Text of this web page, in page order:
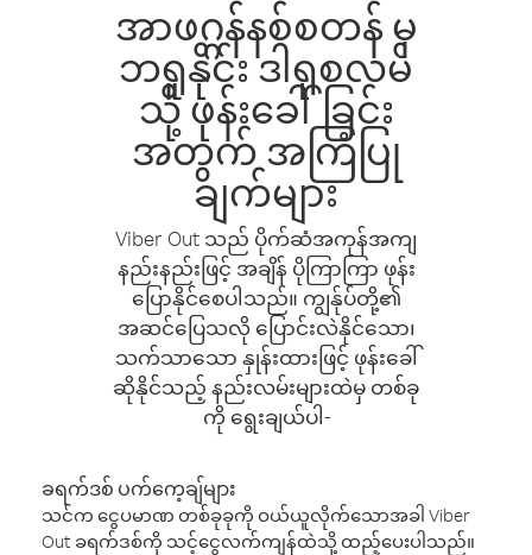
အာဖဂ္ဂန်နစ်စတန် မှ
ဘရူနိုင်း ဒါရုစလမ်
သို့ ဖုန်းခေါ်ခြင်း
အတွက် အကြံပြု
ချက်များ
Viber Out သည် ပိုက်ဆံအကုန်အကျ
နည်းနည်းဖြင့် အချိန် ပိုကြာကြာ ဖုန်း
ပြောနိုင်စေပါသည်။ ကျွန်ုပ်တို့၏
အဆင်ပြေသလို ပြောင်းလဲနိုင်သော၊
သက်သာသော နှုန်းထားဖြင့် ဖုန်းခေါ်
ဆိုနိုင်သည့် နည်းလမ်းများထဲမှ တစ်ခု
ကို ရွေးချယ်ပါ-
ခရက်ဒစ် ပက်ကေ့ချ်များ
သင်က ငွေပမာဏ တစ်ခုခုကို ဝယ်ယူလိုက်သောအခါ Viber
Out ခရက်ဒစ်ကို သင့်ငွေလက်ကျန်ထဲသို့ ထည့်ပေးပါသည်။